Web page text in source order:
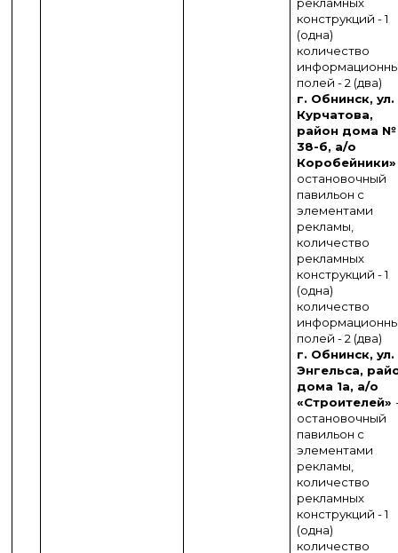
рекламных
конструкций - 1
(одна)
количество
полей - 2 (два)
г. Обнинск, ул.
Курчатова,
район дома №
38-б, а/о
Коробейники»
остановочный
павильон с
элементами
рекламы,
количество
рекламных
конструкций - 1
(одна)
количество
полей - 2 (два)
г. Обнинск, ул.
Энгельса,
дома 1а, а/о
«Строителей»
остановочный
павильон с
элементами
рекламы,
количество
рекламных
конструкций - 1
(одна)
количество